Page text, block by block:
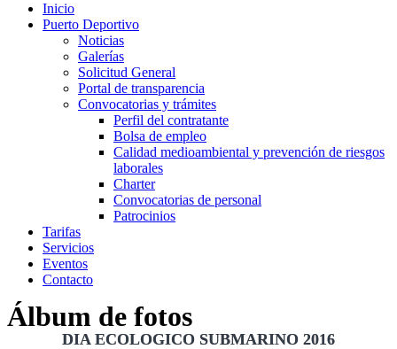
Inicio
Puerto Deportivo
Noticias
Galerías
Solicitud General
Portal de transparencia
Convocatorias y trámites
Perfil del contratante
Bolsa de empleo
Calidad medioambiental y prevención de riesgos
laborales
Charter
Convocatorias de personal
Patrocinios
Tarifas
Servicios
Eventos
Contacto
Álbum de fotos
DIA ECOLOGICO SUBMARINO 2016